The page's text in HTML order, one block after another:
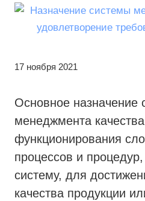
17 ноября 2021
Основное назначение
менеджмента
функционирования
процессов и
систему, для
качества продукции